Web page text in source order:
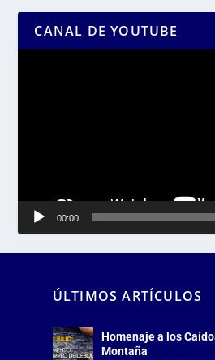
CANAL DE YOUTUBE
00:00
ÚLTIMOS ARTÍCULOS
Homenaje a los
Montaña